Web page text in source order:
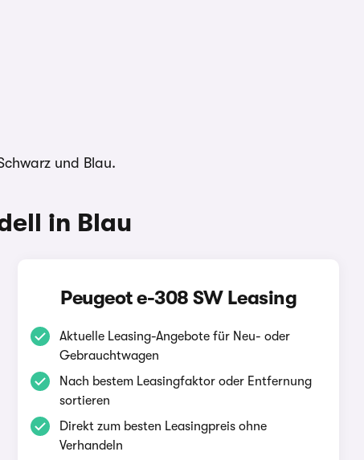
und Blau.
in Blau
Peugeot e-308 SW Leasing
Aktuelle Leasing-Angebote für Neu- oder
Gebrauchtwagen
Nach bestem Leasingfaktor oder Entfernung
sortieren
Direkt zum besten Leasingpreis ohne
Verhandeln